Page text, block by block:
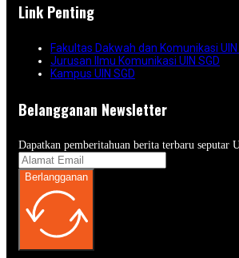
Link Penting
Fakultas Dakwah dan Komunikasi UIN
Jurusan Ilmu Komunikasi UIN SGD
Kampus UIN SGD
Belangganan Newsletter
Dapatkan pemberitahuan berita terbaru
Berlangganan